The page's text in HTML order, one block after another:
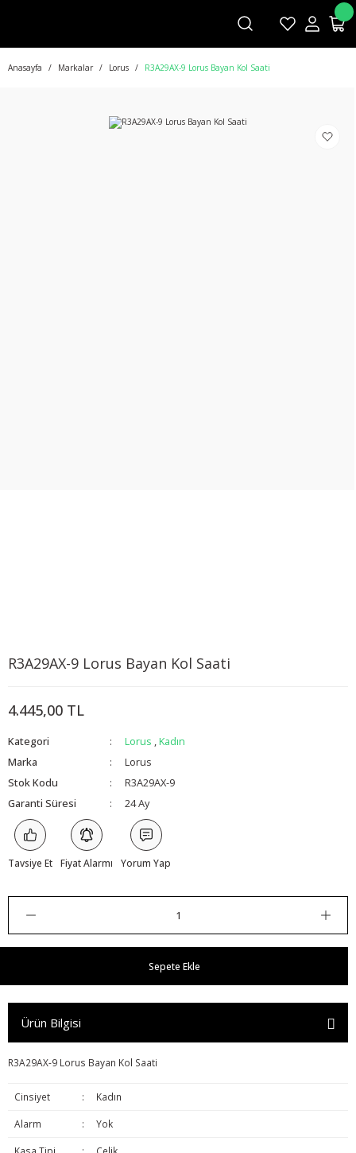
Anasayfa Markalar Lorus R3A29AX-9 Lorus Bayan Kol Saati
R3A29AX-9 Lorus Bayan Kol Saati
4.445,00 TL
Kategori Lorus ,Kadın
Marka
Lorus
Stok Kodu
R3A29AX-9
Garanti Süresi
24 Ay
Tavsiye Et Fiyat Alarmı Yorum Yap
Sepete Ekle
Ürün Bilgisi
R3A29AX-9 Lorus Bayan Kol Saati
Cinsiyet : Kadın
Alarm : Yok